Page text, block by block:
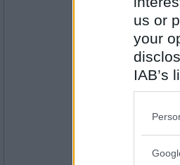
us or
your
IAB’s
also
Antall innlegg: